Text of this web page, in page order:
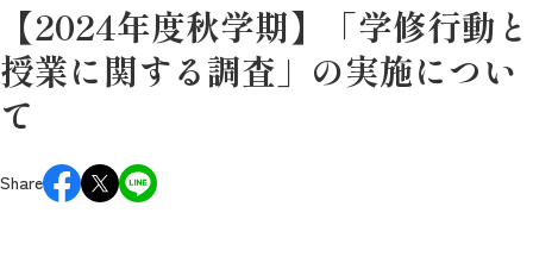
【2024年度秋学期】「学修行動と
授業に関する調査」の実施につい
て
Share